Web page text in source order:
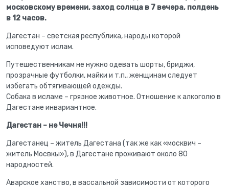
московскому времени, заход солнца в 7 вечера, полдень
в 12 часов.
Дагестан – светская республика, народы которой
исповедуют ислам.
Путешественникам не нужно одевать шорты, бриджи,
прозрачные футболки, майки и т.п., женщинам следует
избегать обтягивающей одежды.
Собака в исламе – грязное животное. Отношение к алкоголю в
Дагестане инвариантное.
Дагестан – не Чечня!!!
Дагестанец – житель Дагестана (так же как «москвич –
житель Мосвкы»), в Дагестане проживают около 80
народностей.
Аварское ханство, в вассальной зависимости от которого